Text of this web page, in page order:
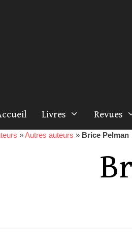
Livres Revues
»Autres auteurs » Brice Pelman